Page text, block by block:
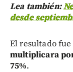
Lea también:
desde
El resultado
multiplicara
75%.